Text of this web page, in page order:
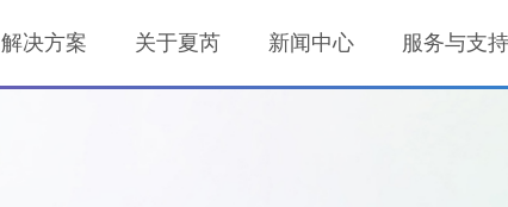
解决方案 关于夏芮 新闻中心 服务与支持